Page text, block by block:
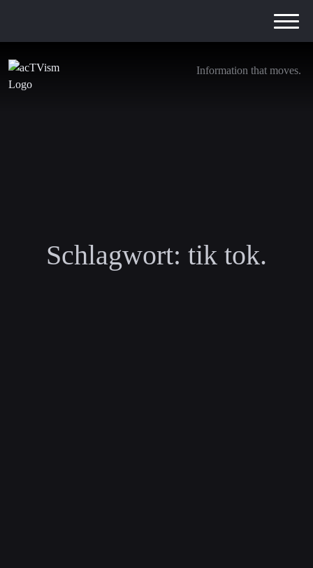
Information that moves.
Schlagwort: tik tok.